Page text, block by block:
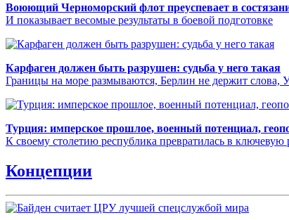
Воюющий Черноморский флот преуспевает в
И показывает весомые результаты в боевой подготовке
Карфаген должен быть разрушен: судьба у него такая
Границы на море размываются, Берлин не держит слова,
Турция: имперское прошлое, военный потенциал,
К своему столетию республика превратилась в
Концепции